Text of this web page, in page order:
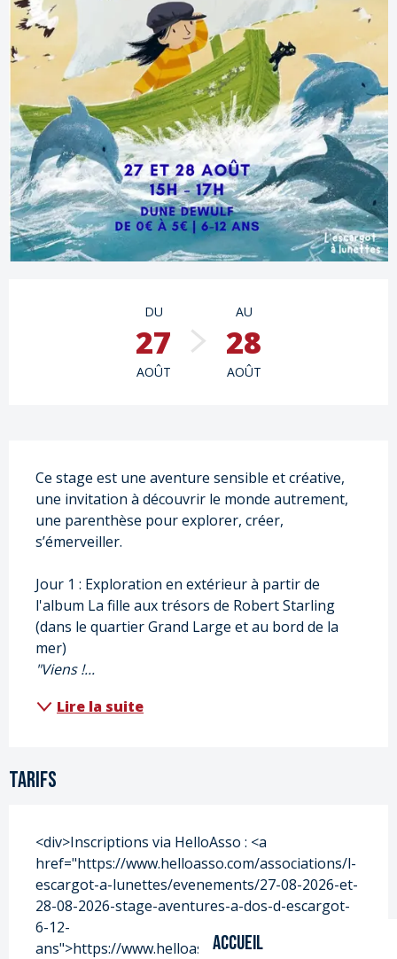
Accueil
Ouverture et coordonnées
DU
27
AOÛT
AU
28
AOÛT
Description
Ce stage est une aventure sensible et créative,
une invitation à découvrir le monde autrement,
une parenthèse pour explorer, créer,
s’émerveiller.
Jour 1 : Exploration en extérieur à partir de
l'album La fille aux trésors de Robert Starling
(dans le quartier Grand Large et au bord de la
mer)
"Viens !...
Lire la suite
Tarifs
<div>Inscriptions via HelloAsso : <a
href="https://www.helloasso.com/associations/l-
escargot-a-lunettes/evenements/27-08-2026-et-
28-08-2026-stage-aventures-a-dos-d-escargot-
6-12-
ans">https://www.helloasso.com/associations/l-